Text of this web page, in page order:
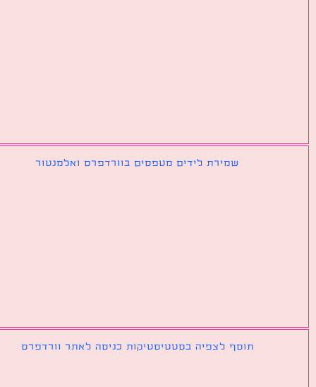
שמירת לידים מטפסים בוורדפרס ואלמנטור
תוסף לצפיה בסטטיסטיקות כניסה לאתר וורדפרס